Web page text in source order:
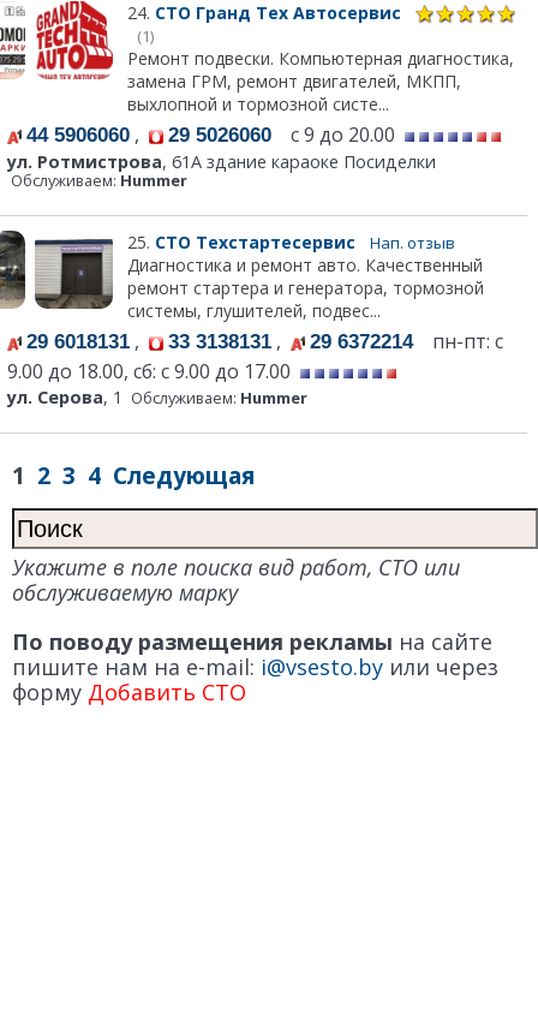
24. СТО Гранд Тех Автосервис
(1)
Ремонт подвески. Компьютерная диагностика,
замена ГРМ, ремонт двигателей, МКПП,
выхлопной и тормозной систе...
44 5906060 , 29 5026060 с 9 до 20.00
ул. Ротмистрова, 61А здание караоке Посиделки
Обслуживаем: Hummer
25. СТО Техстартесервис Нап. отзыв
Диагностика и ремонт авто. Качественный
ремонт стартера и генератора, тормозной
системы, глушителей, подвес...
29 6018131 , 33 3138131 , 29 6372214пн-пт: с
9.00 до 18.00, сб: с 9.00 до 17.00
ул. Серова, 1 Обслуживаем: Hummer
1 2 3 4 Следующая
Укажите в поле поиска вид работ, СТО или
обслуживаемую марку
По поводу размещения рекламы на сайте
пишите нам на e-mail: i@vsesto.by или через
форму Добавить СТО